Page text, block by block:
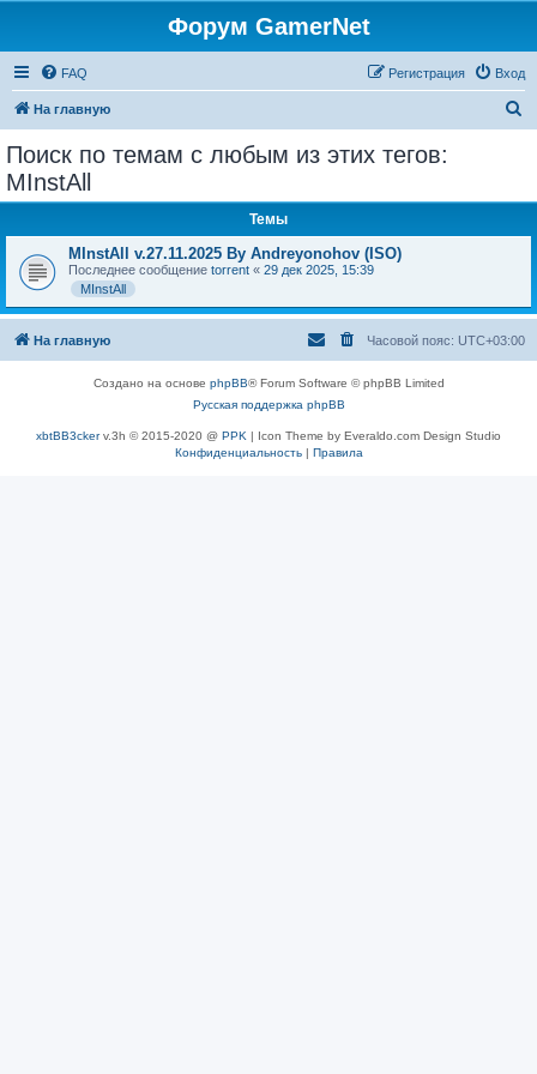
Форум GamerNet
FAQ Вход
Регистрация
На главную
Поиск по темам с любым из этих тегов:
MInstAll
Темы
MInstAll v.27.11.2025 By Andreyonohov (ISO)
Последнее сообщение torrent « 29 дек 2025, 15:39
MInstAll
На главную Часовой пояс: UTC+03:00
Создано на основе phpBB® Forum Software © phpBB Limited
Русская поддержка phpBB
xbtBB3ckerv.3h © 2015-2020 @ PPK | Icon Theme by Everaldo.com Design Studio
Конфиденциальность| Правила